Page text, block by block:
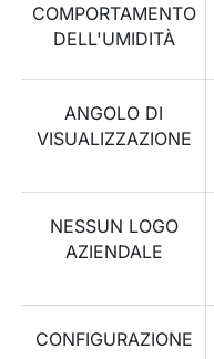
COMPORTAMENTO
DELL'UMIDITÀ
ANGOLO DI
VISUALIZZAZIONE
NESSUN LOGO
AZIENDALE
CONFIGURAZIONE